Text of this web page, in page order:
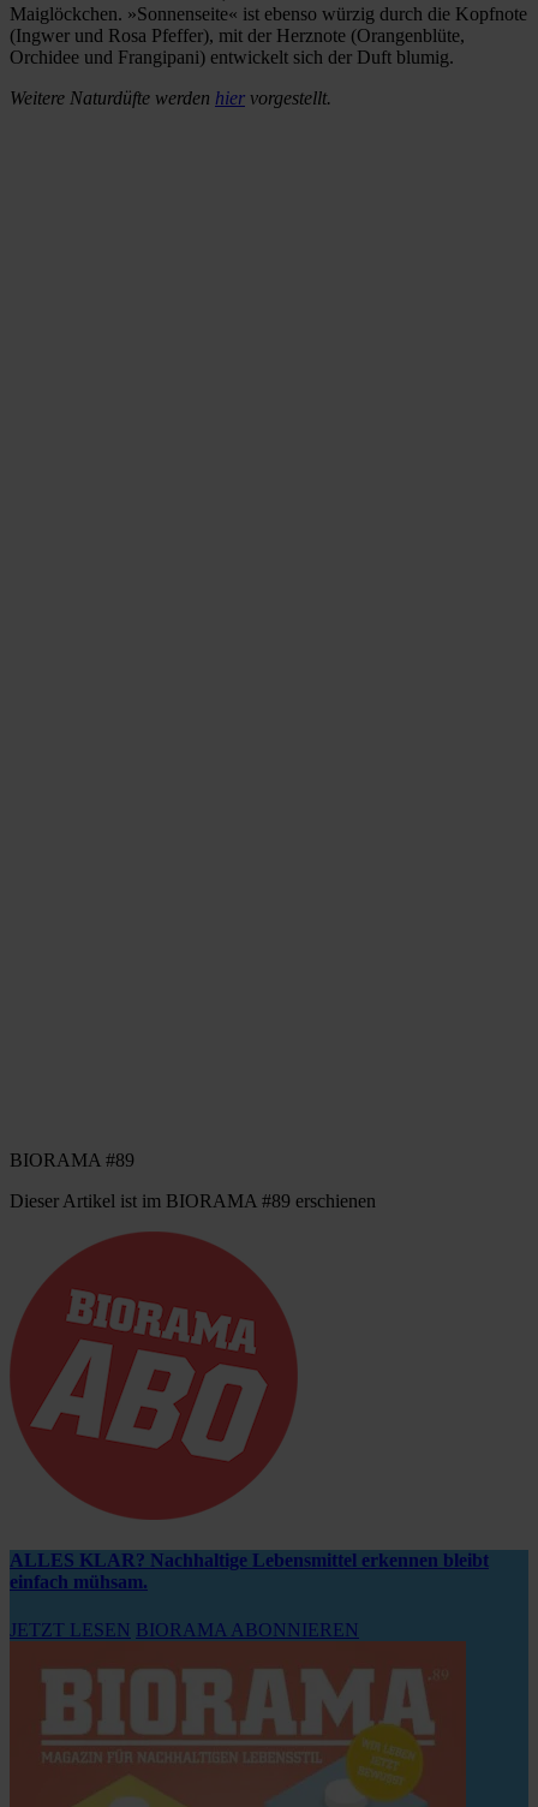
Maiglöckchen. »Sonnenseite« ist ebenso würzig durch die Kopfnote
(Ingwer und Rosa Pfeffer), mit der Herznote (Orangenblüte,
Orchidee und Frangipani) entwickelt sich der Duft blumig.
Weitere Naturdüfte werden hier vorgestellt.
BIORAMA #89
Dieser Artikel ist im BIORAMA #89 erschienen
ALLES KLAR? Nachhaltige Lebensmittel erkennen bleibt
einfach mühsam.
JETZT LESEN BIORAMA ABONNIEREN